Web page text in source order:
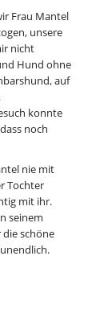
Frau Mantel
unsere
nicht
Hund ohne
auf
konnte
noch
nie mit
Tochter
mit ihr.
seinem
die schöne